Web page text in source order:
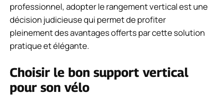
professionnel, adopter le rangement vertical est une
décision judicieuse qui permet de profiter
pleinement des avantages offerts par cette solution
pratique et élégante.
Choisir le bon support vertical
pour son vélo